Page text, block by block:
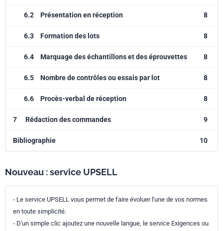
6.2 Présentation en réception 8
6.3 Formation des lots 8
6.4 Marquage des échantillons et des éprouvettes 8
6.5 Nombre de contrôles ou essais par lot 8
6.6 Procès-verbal de réception 8
7 Rédaction des commandes 9
Bibliographie 10
Nouveau : service UPSELL
- Le service UPSELL vous permet de faire évoluer l'une de vos normes
en toute simplicité.
- D'un simple clic ajoutez une nouvelle langue, le service Exigences ou